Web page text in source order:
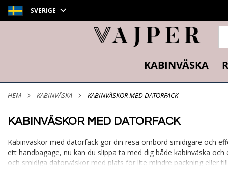
SVERIGE
KABINVÄSKA
HEM KABINVÄSKA KABINVÄSKOR MED DATORFACK
KABINVÄSKOR MED DATORFACK
Kabinväskor med datorfack gör din resa ombord smidigare och
ett handbagage, nu kan du slippa ta med dig både kabinväska
och smidiga datorväskor med plats för lite mindre packning eller